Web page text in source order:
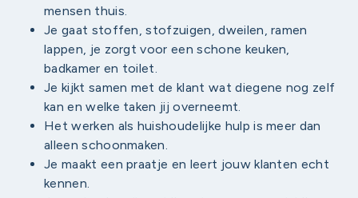
mensen thuis.
Je gaat stoffen, stofzuigen, dweilen, ramen
lappen, je zorgt voor een schone keuken,
badkamer en toilet.
Je kijkt samen met de klant wat diegene nog zelf
kan en welke taken jij overneemt.
Het werken als huishoudelijke hulp is meer dan
alleen schoonmaken.
Je maakt een praatje en leert jouw klanten echt
kennen.